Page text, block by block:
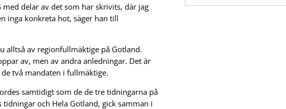
med delar av det som har skrivits, där jag
inga konkreta hot, säger han till
alltså av regionfullmäktige på Gotland.
av, men av andra anledningar. Det är
två mandaten i fullmäktige.
samtidigt som de de tre tidningarna på
och Hela Gotland, gick samman i